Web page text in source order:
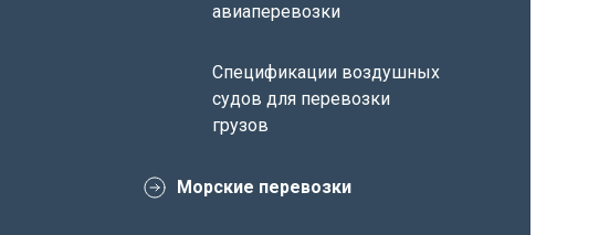
авиаперевозки
Спецификации воздушных
судов для перевозки
грузов
Морские перевозки